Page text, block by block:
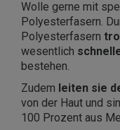
Wolle gerne mit
Polyesterfasern.
Polyesterfasern
wesentlich
bestehen.
Zudem leiten sie
von der Haut und
100 Prozent aus